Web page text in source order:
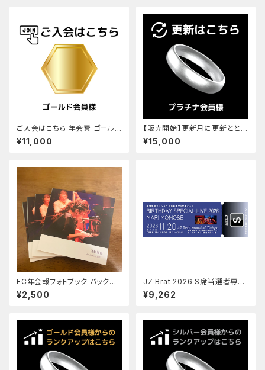
ご入会はこちら 年会費 ゴールド
会員様 ¥10,500(税込)＋入会
費 ¥500(税込)
¥11,000
【販売開始】更新月に更新ととも
にランクアップはこちら 年会費
プラチナ会員様 ¥15,000(税・送
¥15,000
FC年会報フォトブック バックナ
ンバー 2022 (2023年1月発行)
¥2,500
JZ Brat 2026 S席当選者専用
チケット チケット¥8,500 ＋ サ
ービス手数料¥652 ＋ 送料¥11
¥9,262